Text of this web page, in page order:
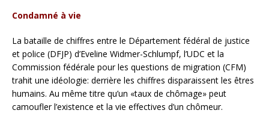
Condamné à vie
La bataille de chiffres entre le Département fédéral de justice
et police (DFJP) d’Eveline Widmer-Schlumpf, l’UDC et la
Commission fédérale pour les questions de migration (CFM)
trahit une idéologie: derrière les chiffres disparaissent les êtres
humains. Au même titre qu’un «taux de chômage» peut
camoufler l’existence et la vie effectives d’un chômeur.